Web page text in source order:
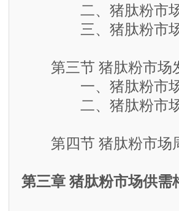
二、猪肽粉市场
三、猪肽粉市场
第三节 猪肽粉市场
一、猪肽粉市场
二、猪肽粉市场
第四节 猪肽粉市场
第三章 猪肽粉市场供需